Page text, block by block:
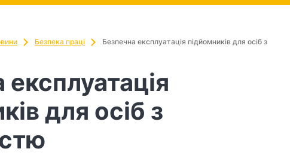
Безпека праці
Безпечна експлуатація підйомників для осіб з
для осіб з